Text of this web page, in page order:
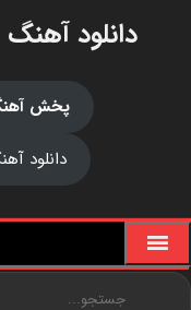
دانلود
پخش
دانلود